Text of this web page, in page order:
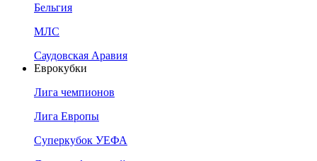
Бельгия
МЛС
Саудовская Аравия
Еврокубки
Лига чемпионов
Лига Европы
Суперкубок УЕФА